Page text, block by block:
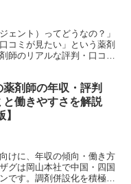
ェント）ってどうなの？」
コミが見たい」という薬剤
師のリアルな評判・口コ
剤師の年収・評判
と働きやすさを解説
】
けに、年収の傾向・働き方
グは岡山本社で中国・四国
です。調剤併設化を積極的